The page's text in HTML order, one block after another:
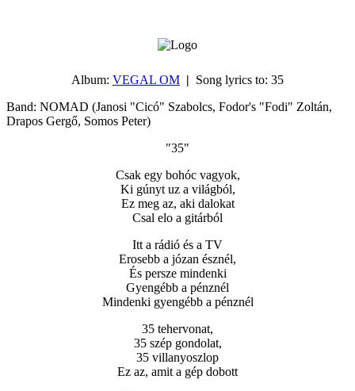
Album: VEGAL OM | Song lyrics to: 35
Band: NOMAD (Janosi "Cicó" Szabolcs, Fodor's "Fodi" Zoltán,
Drapos Gergő, Somos Peter)
"35"
Csak egy bohóc vagyok,
Ki gúnyt uz a világból,
Ez meg az, aki dalokat
Csal elo a gitárból
Itt a rádió és a TV
Erosebb a józan észnél,
És persze mindenki
Gyengébb a pénznél
Mindenki gyengébb a pénznél
35 tehervonat,
35 szép gondolat,
35 villanyoszlop
Ez az, amit a gép dobott